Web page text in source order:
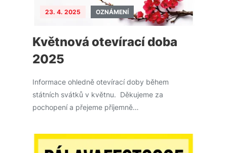
23. 4. 2025 OZNÁMENÍ
Květnová otevírací doba
2025
Informace ohledně otevírací doby během
státních svátků v květnu. Děkujeme za
pochopení a přejeme příjemně…